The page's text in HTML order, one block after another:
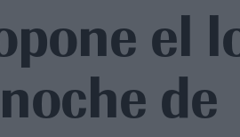
el
de